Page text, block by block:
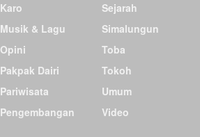
Karo
Musik & Lagu
Opini
Pakpak Dairi
Pariwisata
Pengembangan
Sejarah
Simalungun
Toba
Tokoh
Umum
Video